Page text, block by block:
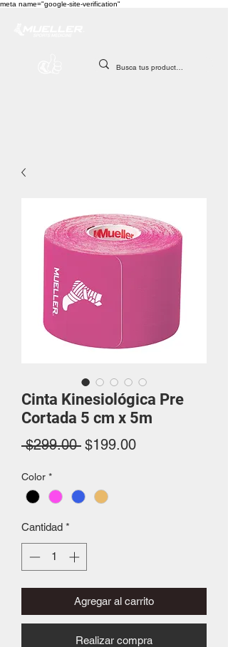
meta name="google-site-verification"
Cinta Kinesiológica Pre
Cortada 5 cm x 5m
$299.00 Precio
$199.00Precio
Color *
Cantidad *
Agregar al carrito
Realizar compra